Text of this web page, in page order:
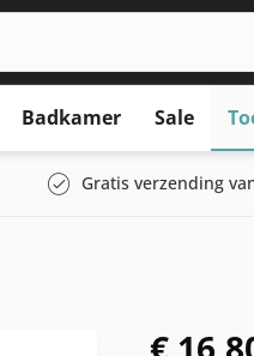
Badkamer Sale
Gratis verzending